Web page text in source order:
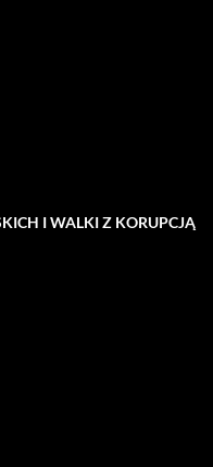
I WALKI Z KORUPCJĄ